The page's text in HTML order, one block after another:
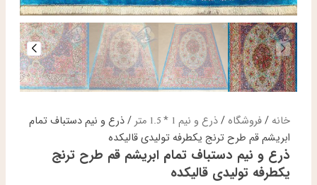
خانه /فروشگاه/ذرع و نیم 1 * 1.5 متر
/ ذرع و نیم دستباف تمام
ابریشم قم طرح ترنج یکطرفه تولیدی قالیکده
ذرع و نیم دستباف تمام ابریشم قم طرح ترنج
یکطرفه تولیدی قالیکده